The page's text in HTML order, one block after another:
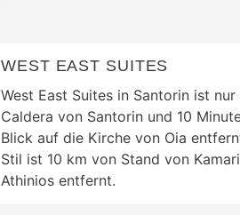
WEST EAST SUITES
West East Suites in Santorin ist
Caldera von Santorin und 10
Blick auf die Kirche von Oia
Stil ist 10 km von Stand von
Athinios entfernt.